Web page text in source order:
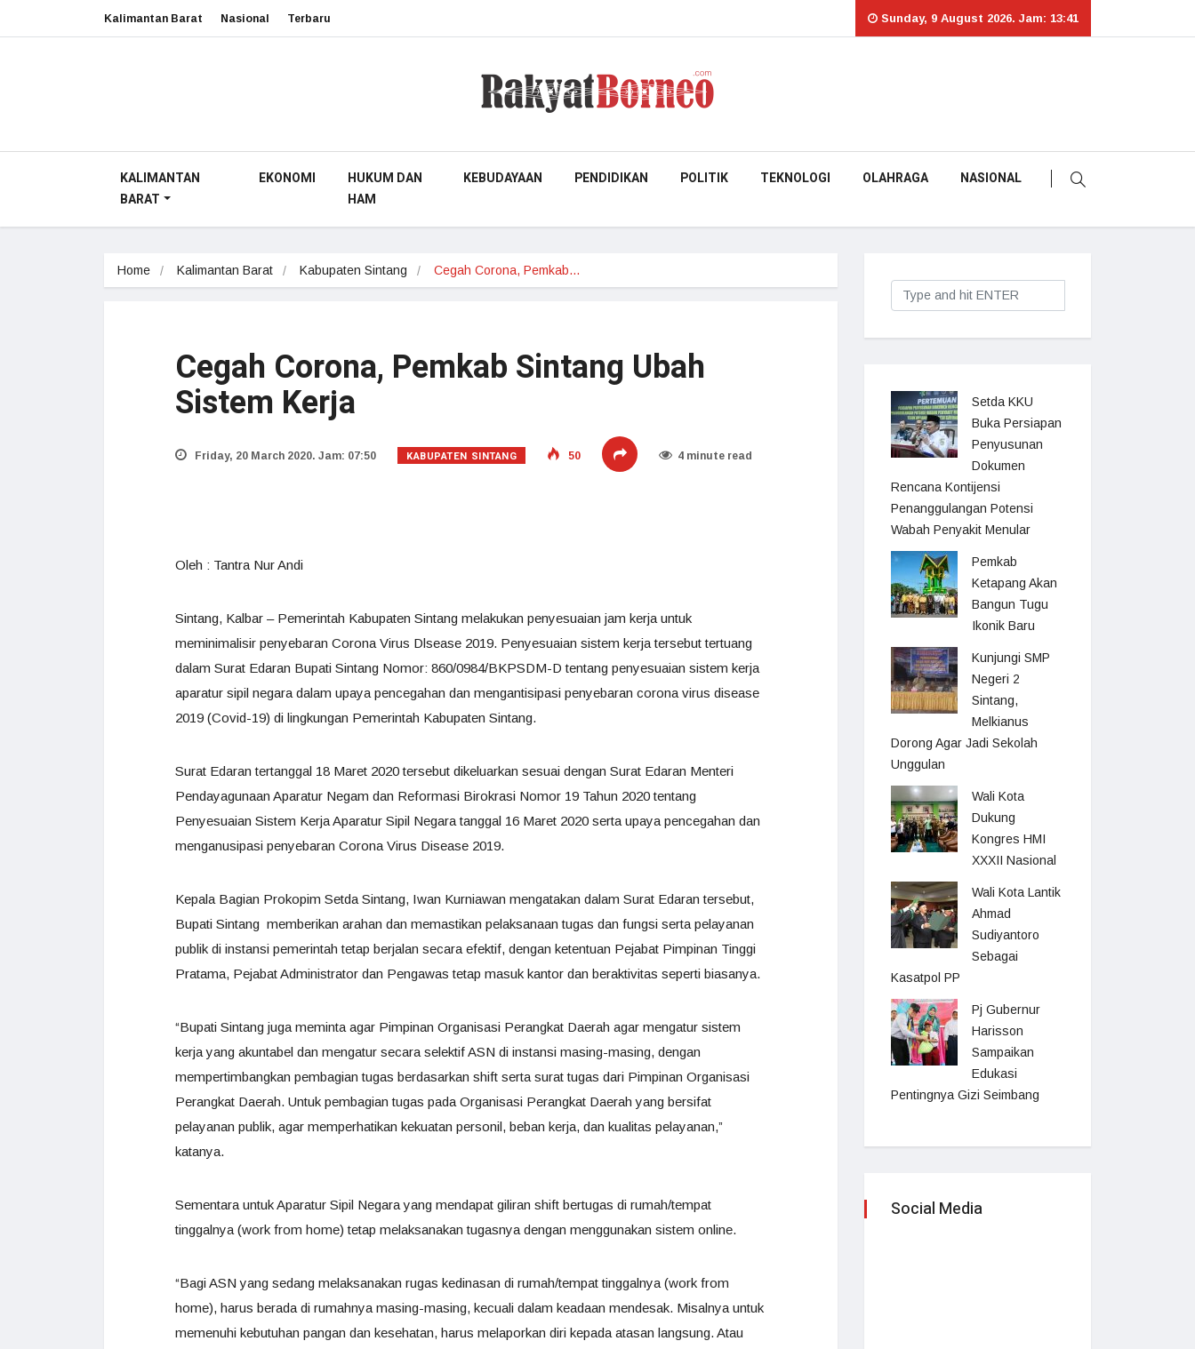
Kalimantan Barat Nasional Terbaru Sunday, 9 August 2026. Jam: 13:41
KALIMANTAN
BARAT
EKONOMI
HUKUM DAN
HAM
KEBUDAYAAN PENDIDIKAN POLITIK TEKNOLOGI OLAHRAGA NASIONAL
Home Kalimantan Barat Kabupaten Sintang Cegah Corona, Pemkab…
Cegah Corona, Pemkab Sintang Ubah
Sistem Kerja
Friday, 20 March 2020. Jam: 07:50 KABUPATEN SINTANG 50 4 minute read
Oleh : Tantra Nur Andi
Sintang, Kalbar – Pemerintah Kabupaten Sintang melakukan penyesuaian jam kerja untuk
meminimalisir penyebaran Corona Virus Dlsease 2019. Penyesuaian sistem kerja tersebut tertuang
dalam Surat Edaran Bupati Sintang Nomor: 860/0984/BKPSDM-D tentang penyesuaian sistem kerja
aparatur sipil negara dalam upaya pencegahan dan mengantisipasi penyebaran corona virus disease
2019 (Covid-19) di lingkungan Pemerintah Kabupaten Sintang.
Surat Edaran tertanggal 18 Maret 2020 tersebut dikeluarkan sesuai dengan Surat Edaran Menteri
Pendayagunaan Aparatur Negam dan Reformasi Birokrasi Nomor 19 Tahun 2020 tentang
Penyesuaian Sistem Kerja Aparatur Sipil Negara tanggal 16 Maret 2020 serta upaya pencegahan dan
menganusipasi penyebaran Corona Virus Disease 2019.
Kepala Bagian Prokopim Setda Sintang, Iwan Kurniawan mengatakan dalam Surat Edaran tersebut,
Bupati Sintang memberikan arahan dan memastikan pelaksanaan tugas dan fungsi serta pelayanan
publik di instansi pemerintah tetap berjalan secara efektif, dengan ketentuan Pejabat Pimpinan Tinggi
Pratama, Pejabat Administrator dan Pengawas tetap masuk kantor dan beraktivitas seperti biasanya.
“Bupati Sintang juga meminta agar Pimpinan Organisasi Perangkat Daerah agar mengatur sistem
kerja yang akuntabel dan mengatur secara selektif ASN di instansi masing-masing, dengan
mempertimbangkan pembagian tugas berdasarkan shift serta surat tugas dari Pimpinan Organisasi
Perangkat Daerah. Untuk pembagian tugas pada Organisasi Perangkat Daerah yang bersifat
pelayanan publik, agar memperhatikan kekuatan personil, beban kerja, dan kualitas pelayanan,”
katanya.
Sementara untuk Aparatur Sipil Negara yang mendapat giliran shift bertugas di rumah/tempat
tinggalnya (work from home) tetap melaksanakan tugasnya dengan menggunakan sistem online.
“Bagi ASN yang sedang melaksanakan rugas kedinasan di rumah/tempat tinggalnya (work from
home), harus berada di rumahnya masing-masing, kecuali dalam keadaan mendesak. Misalnya untuk
memenuhi kebutuhan pangan dan kesehatan, harus melaporkan diri kepada atasan langsung. Atau
Setda KKU
Buka Persiapan
Penyusunan
Dokumen
Rencana Kontijensi
Penanggulangan Potensi
Wabah Penyakit Menular
Pemkab
Ketapang Akan
Bangun Tugu
Ikonik Baru
Kunjungi SMP
Negeri 2
Sintang,
Melkianus
Dorong Agar Jadi Sekolah
Unggulan
Wali Kota
Dukung
Kongres HMI
XXXII Nasional
Wali Kota Lantik
Ahmad
Sudiyantoro
Sebagai
Kasatpol PP
Pj Gubernur
Harisson
Sampaikan
Edukasi
Pentingnya Gizi Seimbang
Social Media